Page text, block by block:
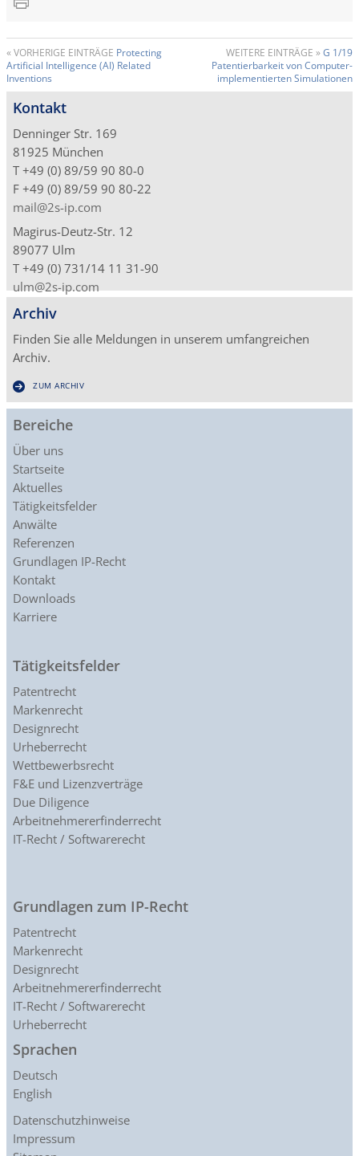
« VORHERIGE EINTRÄGE Protecting
Artificial Intelligence (AI) Related
Inventions
WEITERE EINTRÄGE »G 1/19
Patentierbarkeit von Computer-
implementierten Simulationen
Kontakt
Denninger Str. 169
81925 München
T +49 (0) 89/59 90 80-0
F +49 (0) 89/59 90 80-22
mail@2s-ip.com
Magirus-Deutz-Str. 12
89077 Ulm
T +49 (0) 731/14 11 31-90
ulm@2s-ip.com
Archiv
Finden Sie alle Meldungen in unserem umfangreichen
Archiv.
ZUM ARCHIV
Bereiche
Über uns
Startseite
Aktuelles
Tätigkeitsfelder
Anwälte
Referenzen
Grundlagen IP-Recht
Kontakt
Downloads
Karriere
Tätigkeitsfelder
Patentrecht
Markenrecht
Designrecht
Urheberrecht
Wettbewerbsrecht
F&E und Lizenzverträge
Due Diligence
Arbeitnehmererfinderrecht
IT-Recht / Softwarerecht
Grundlagen zum IP-Recht
Patentrecht
Markenrecht
Designrecht
Arbeitnehmererfinderrecht
IT-Recht / Softwarerecht
Urheberrecht
Sprachen
Deutsch
English
Datenschutzhinweise
Impressum